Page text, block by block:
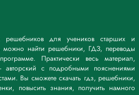
для учеников старших и
можно найти решебники, ГДЗ, переводы
Практически весь материал,
с подробными пояснениями
Вы сможете скачать гдз, решебники,
повысить знания, получить намного